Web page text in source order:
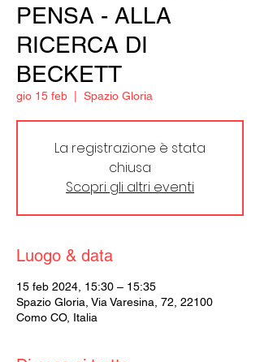
PENSA - ALLA
RICERCA DI
BECKETT
gio 15 feb Spazio Gloria
La registrazione è stata
chiusa
Scopri gli altri eventi
Luogo & data
15 feb 2024, 15:30 – 15:35
Spazio Gloria, Via Varesina, 72, 22100
Como CO, Italia